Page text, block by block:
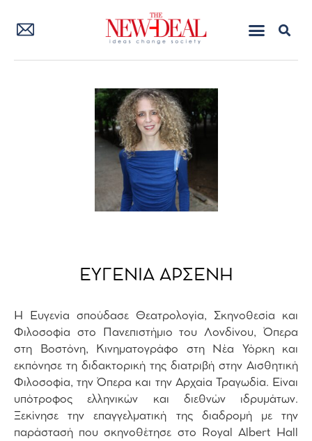
ΕΥΓΕΝΙΑ ΑΡΣΕΝΗ
Η Ευγενία σπούδασε Θεατρολογία, Σκηνοθεσία και
Φιλοσοφία στο Πανεπιστήμιο του Λονδίνου, Όπερα
στη Βοστόνη, Κινηματογράφο στη Νέα Υόρκη και
εκπόνησε τη διδακτορική της διατριβή στην Αισθητική
Φιλοσοφία, την Όπερα και την Αρχαία Τραγωδία. Είναι
υπότροφος ελληνικών και διεθνών ιδρυμάτων.
Ξεκίνησε την επαγγελματική της διαδρομή με την
παράστασή που σκηνοθέτησε στο Royal Albert Hall